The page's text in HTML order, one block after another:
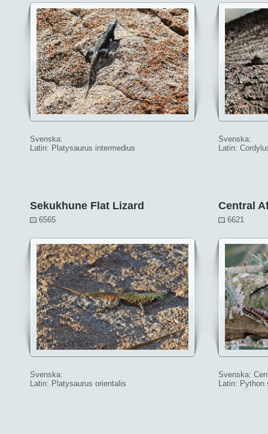
Svenska:
Latin: Platysaurus intermedius
Svenska:
Latin:
Sekukhune Flat Lizard
6565
Svenska:
Latin: Platysaurus orientalis
Central
6621
Svenska:
Latin: Python